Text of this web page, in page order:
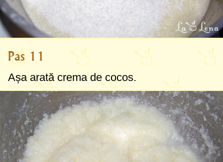
Pas 11
Așa arată crema de cocos.